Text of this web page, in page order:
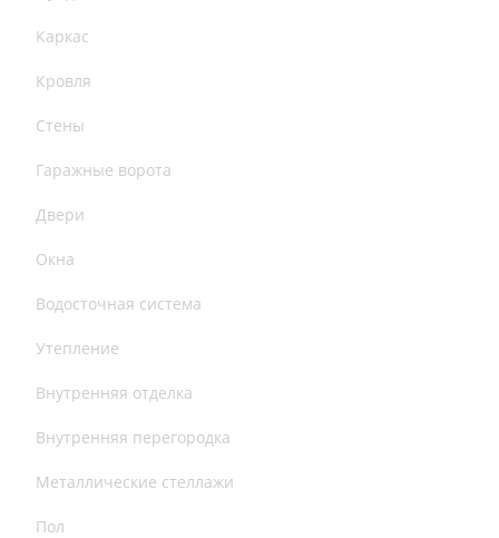
Каркас
Кровля
Стены
Гаражные ворота
Двери
Окна
Водосточная система
Утепление
Внутренняя отделка
Внутренняя перегородка
Металлические стеллажи
Пол